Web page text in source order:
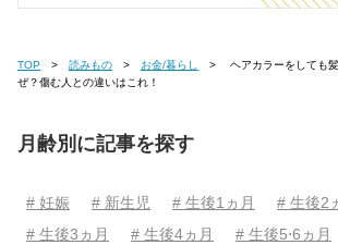
TOP 読みもの お金/暮らし
ぜ？傷む人との違いはこれ！
月齢別に記事を探す
# 妊娠 # 新生児 # 生後1ヵ月
# 生後2
# 生後3ヵ月
# 生後4ヵ月 # 生後5⋅6ヵ月